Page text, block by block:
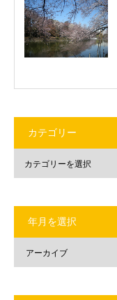
カテゴリー
年月を選択